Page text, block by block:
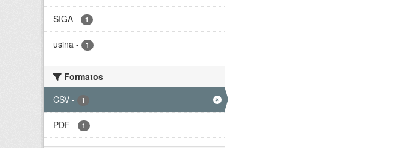
SIGA - 1
usina - 1
Formatos
CSV - 1
PDF - 1